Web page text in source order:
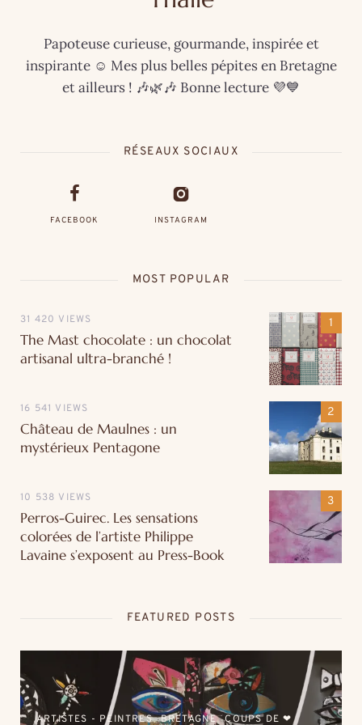
Papoteuse curieuse, gourmande, inspirée et
inspirante ☺️ Mes plus belles pépites en Bretagne
et ailleurs ! 🎶🌿🎶 Bonne lecture 💜💙
RÉSEAUX SOCIAUX
FACEBOOK INSTAGRAM
MOST POPULAR
31 420 VIEWS
The Mast chocolate : un chocolat
artisanal ultra-branché !
16 541 VIEWS
Château de Maulnes : un
mystérieux Pentagone
10 538 VIEWS
Perros-Guirec. Les sensations
colorées de l’artiste Philippe
Lavaine s’exposent au Press-Book
FEATURED POSTS
ARTISTES - PEINTRES BRETAGNE
COUPS DE ❤